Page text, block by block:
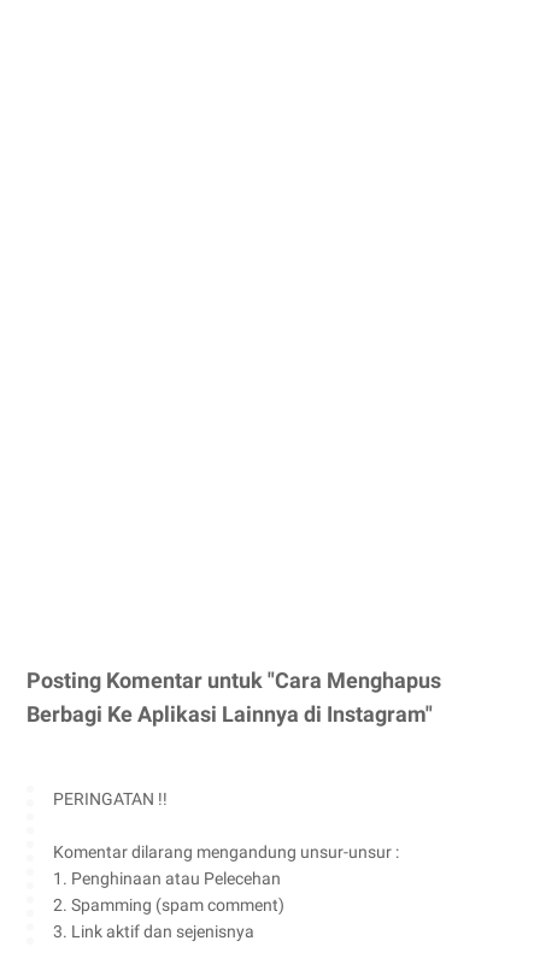
Posting Komentar untuk "Cara Menghapus
Berbagi Ke Aplikasi Lainnya di Instagram"
PERINGATAN !!
Komentar dilarang mengandung unsur-unsur :
1. Penghinaan atau Pelecehan
2. Spamming (spam comment)
3. Link aktif dan sejenisnya